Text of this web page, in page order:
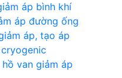
áp bình khí
áp đường ống
áp, tạo áp
cryogenic
van giảm áp